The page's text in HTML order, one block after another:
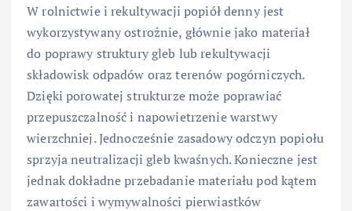
W rolnictwie i rekultywacji popiół denny jest
wykorzystywany ostrożnie, głównie jako materiał
do poprawy struktury gleb lub rekultywacji
składowisk odpadów oraz terenów pogórniczych.
Dzięki porowatej strukturze może poprawiać
przepuszczalność i napowietrzenie warstwy
wierzchniej. Jednocześnie zasadowy odczyn popiołu
sprzyja neutralizacji gleb kwaśnych. Konieczne jest
jednak dokładne przebadanie materiału pod kątem
zawartości i wymywalności pierwiastków